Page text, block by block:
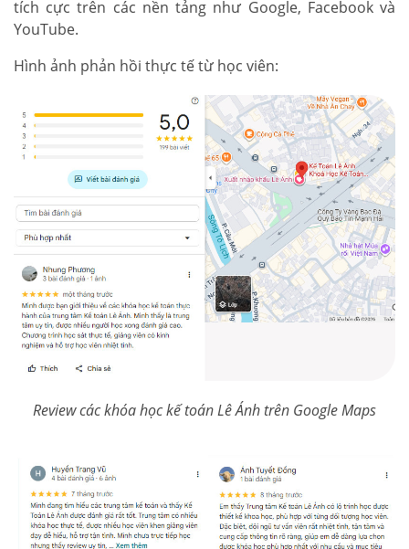
tích cực trên các nền tảng như Google, Facebook và
YouTube.
Hình ảnh phản hồi thực tế từ học viên:
Review các khóa học kế toán Lê Ánh trên Google Maps